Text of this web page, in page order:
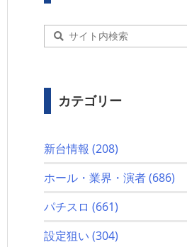
カテゴリー
新台情報 (208)
ホール・業界・演者(686)
パチスロ (661)
設定狙い (304)